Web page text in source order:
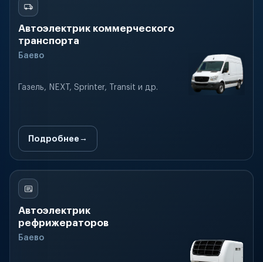
Автоэлектрик коммерческого
транспорта
Баево
Газель, NEXT, Sprinter, Transit и др.
Подробнее
Автоэлектрик
рефрижераторов
Баево